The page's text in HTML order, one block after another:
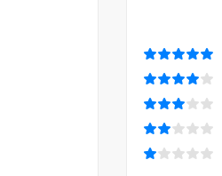
소설 속 인물들은
것.”짧고도 빛나는
소설의 문장들은 참